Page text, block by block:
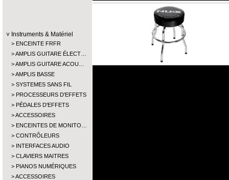
Instruments & Matériel
ENCEINTE FRFR
AMPLIS GUITARE ÉLECT…
AMPLIS GUITARE ACOU…
AMPLIS BASSE
SYSTEMES SANS FIL
PROCESSEURS D'EFFETS
PÉDALES D'EFFETS
ACCESSOIRES
ENCEINTES DE MONITO…
CONTRÔLEURS
INTERFACES AUDIO
CLAVIERS MAITRES
PIANOS NUMÉRIQUES
ACCESSOIRES